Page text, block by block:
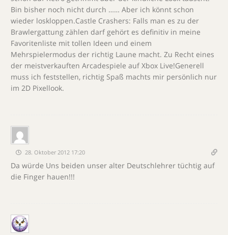
Bin bisher noch nicht durch …… Aber ich könnt schon
wieder loskloppen.Castle Crashers: Falls man es zu der
Brawlergattung zählen darf gehört es definitiv in meine
Favoritenliste mit tollen Ideen und einem
Mehrspielermodus der richtig Laune macht. Zu Recht eines
der meistverkauften Arcadespiele auf Xbox Live!Generell
muss ich feststellen, richtig Spaß machts mir persönlich nur
im 2D Pixellook.
28. Oktober 2012 17:20
Da würde Uns beiden unser alter Deutschlehrer tüchtig auf
die Finger hauen!!!